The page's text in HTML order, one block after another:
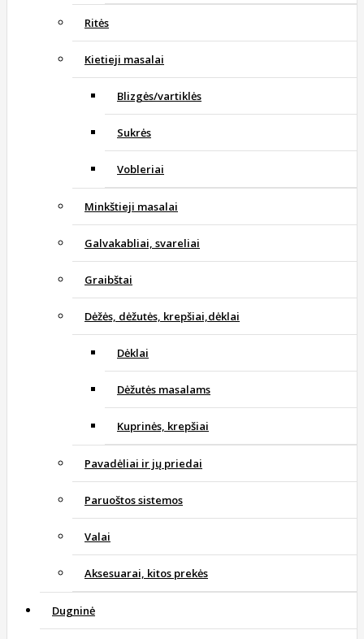
Ritės
Kietieji masalai
Blizgės/vartiklės
Sukrės
Vobleriai
Minkštieji masalai
Galvakabliai, svareliai
Graibštai
Dėžės, dėžutės, krepšiai,dėklai
Dėklai
Dėžutės masalams
Kuprinės, krepšiai
Pavadėliai ir jų priedai
Paruoštos sistemos
Valai
Aksesuarai, kitos prekės
Dugninė